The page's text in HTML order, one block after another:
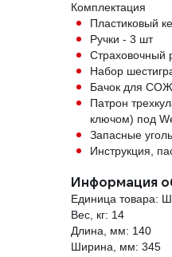
Комплектация
Пластиковый
Ручки - 3 шт
Страховочный
Набор
Бачок для СОЖ
Патрон
ключом) под
Запасные
Инструкция,
Информация
Единица товара:
Вес, кг: 14
Длина, мм: 140
Ширина, мм: 345